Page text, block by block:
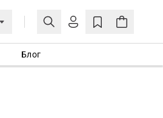
МОЯ ОБЛІКІВКА
Блог